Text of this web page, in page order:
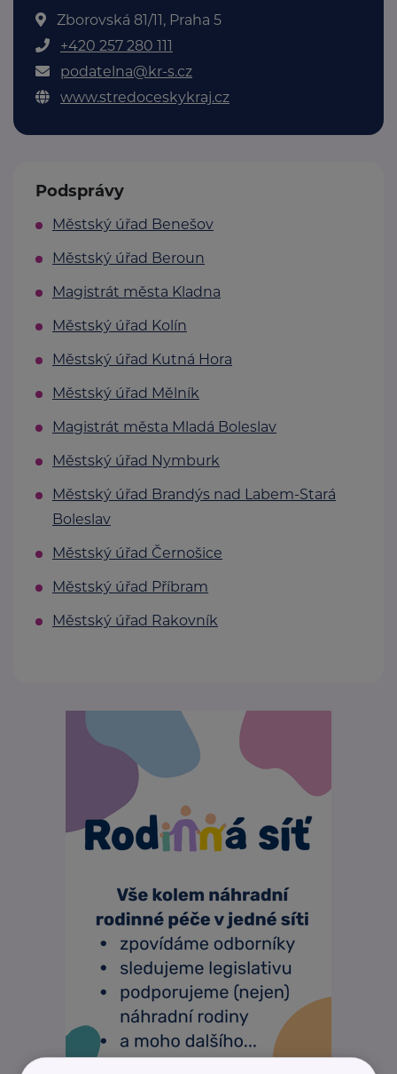
Zborovská 81/11, Praha 5
+420 257 280 111
podatelna@kr-s.cz
www.stredoceskykraj.cz
Podsprávy
Městský úřad Benešov
Městský úřad Beroun
Magistrát města Kladna
Městský úřad Kolín
Městský úřad Kutná Hora
Městský úřad Mělník
Magistrát města Mladá Boleslav
Městský úřad Nymburk
Městský úřad Brandýs nad Labem-Stará
Boleslav
Městský úřad Černošice
Městský úřad Příbram
Městský úřad Rakovník